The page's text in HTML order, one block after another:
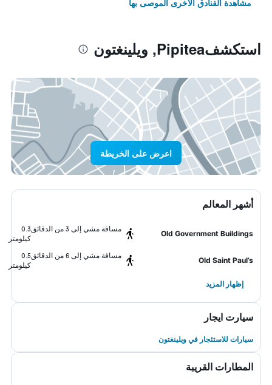
مشاهدة الفنادق الأخرى الموصى بها
استكشفPipitea, ويلينغتون
اعرض على الخريطة
أشهر المعالم
Old Government Buildings
مسافة مشي إلى 3 من الدقائق
0.3
كيلومتر
Old Saint Paul’s
مسافة مشي إلى 6 من الدقائق
0.5
كيلومتر
إظهار المزيد
سيارت ايجار
سيارات للاستئجار في ويلينغتون
المطارات القريبة